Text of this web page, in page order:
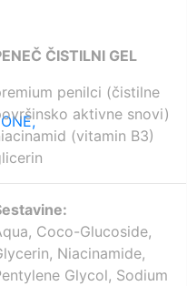
ČISTILNI GEL
penilci (čistilne
aktivne snovi)
(vitamin B3)
Coco-Glucoside,
Niacinamide,
Glycol, Sodium